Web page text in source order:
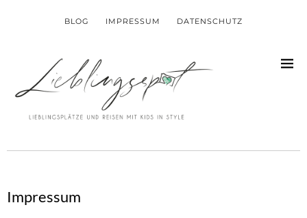
BLOG IMPRESSUM DATENSCHUTZ
Impressum